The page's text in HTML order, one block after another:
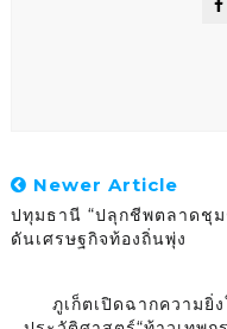
Newer Article
ปทุมธานี “ปลุกชีพตลาดชุม
ดันเศรษฐกิจท้องถิ่นพุ่ง
ภูเก็ตเปิดฉากความยิ่